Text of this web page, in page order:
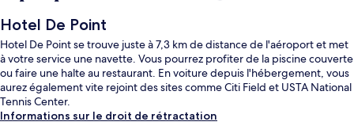
Hotel De Point
Hotel De Point se trouve juste à 7,3 km de distance de l'aéroport et met
à votre service une navette. Vous pourrez profiter de la piscine couverte
ou faire une halte au restaurant. En voiture depuis l'hébergement, vous
aurez également vite rejoint des sites comme Citi Field et USTA National
Tennis Center.
Informations sur le droit de rétractation